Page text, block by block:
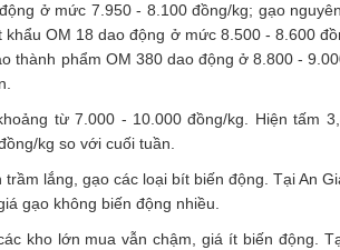
ở mức 7.950 - 8.100 đồng/kg; gạo
OM 18 dao động ở mức 8.500 - 8.600
thành phẩm OM 380 dao động ở 8.800 -
từ 7.000 - 10.000 đồng/kg. Hiện tấm
kg so với cuối tuần.
lắng, gạo các loại bít biến động. Tại An
gạo không biến động nhiều.
kho lớn mua vẫn chậm, giá ít biến động.